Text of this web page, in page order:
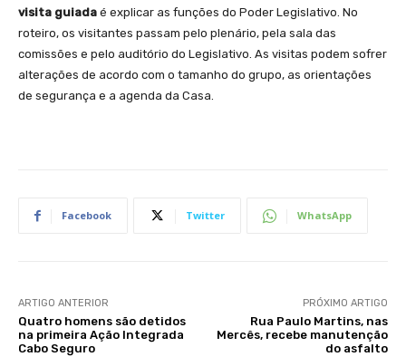
visita guiada é explicar as funções do Poder Legislativo. No
roteiro, os visitantes passam pelo plenário, pela sala das
comissões e pelo auditório do Legislativo. As visitas podem sofrer
alterações de acordo com o tamanho do grupo, as orientações
de segurança e a agenda da Casa.
Facebook Twitter WhatsApp
ARTIGO ANTERIOR
Quatro homens são detidos
na primeira Ação Integrada
Cabo Seguro
PRÓXIMO ARTIGO
Rua Paulo Martins, nas
Mercês, recebe manutenção
do asfalto